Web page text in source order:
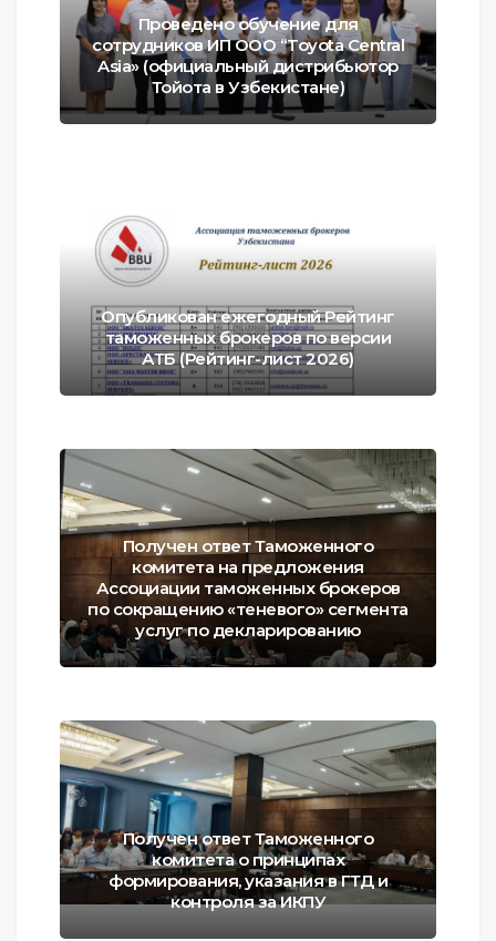
Проведено обучение для
сотрудников ИП ООО “Toyota Central
Asia» (официальный дистрибьютор
Тойота в Узбекистане)
Опубликован ежегодный Рейтинг
таможенных брокеров по версии
АТБ (Рейтинг-лист 2026)
Получен ответ Таможенного
комитета на предложения
Ассоциации таможенных брокеров
по сокращению «теневого» сегмента
услуг по декларированию
Получен ответ Таможенного
комитета о принципах
формирования, указания в ГТД и
контроля за ИКПУ